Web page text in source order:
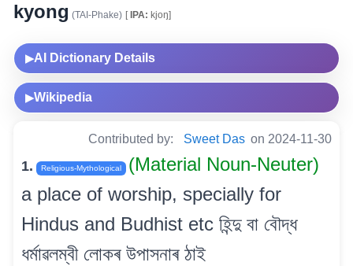
kyong (TAI-Phake) [IPA: kjoŋ]
▶AI Dictionary Details
▶Wikipedia
Contributed by: Sweet Das on 2024-11-30
1. Religious-Mythological
(Material Noun-Neuter)
a place of worship, specially for
Hindus and Budhist etc হিন্দু বা বৌদ্ধ
ধৰ্মাৱলম্বী লোকৰ উপাসনাৰ ঠাই